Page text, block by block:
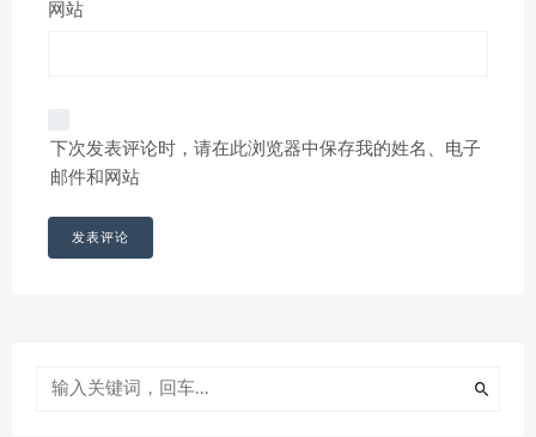
网站
下次发表评论时，请在此浏览器中保存我的姓名、电子
邮件和网站